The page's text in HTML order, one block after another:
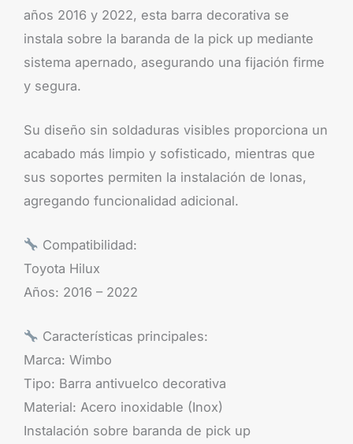
años 2016 y 2022, esta barra decorativa se
instala sobre la baranda de la pick up mediante
sistema apernado, asegurando una fijación firme
y segura.
Su diseño sin soldaduras visibles proporciona un
acabado más limpio y sofisticado, mientras que
sus soportes permiten la instalación de lonas,
agregando funcionalidad adicional.
Compatibilidad:
Toyota Hilux
Años: 2016 – 2022
Características principales:
Marca: Wimbo
Tipo: Barra antivuelco decorativa
Material: Acero inoxidable (Inox)
Instalación sobre baranda de pick up